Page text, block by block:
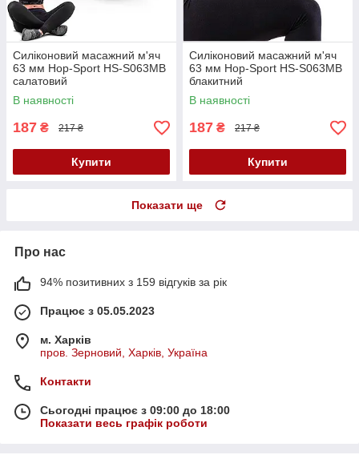
Силіконовий масажний м'яч
63 мм Hop-Sport HS-S063MB
салатовий
В наявності
187 ₴ 217 ₴
Купити
Силіконовий масажний м'яч
63 мм Hop-Sport HS-S063MB
блакитний
В наявності
187 ₴ 217 ₴
Купити
Показати ще
Про нас
94% позитивних з 159 відгуків за рік
Працює з 05.05.2023
м. Харків
пров. Зерновий, Харків, Україна
Контакти
Сьогодні працює з 09:00 до 18:00
Показати весь графік роботи